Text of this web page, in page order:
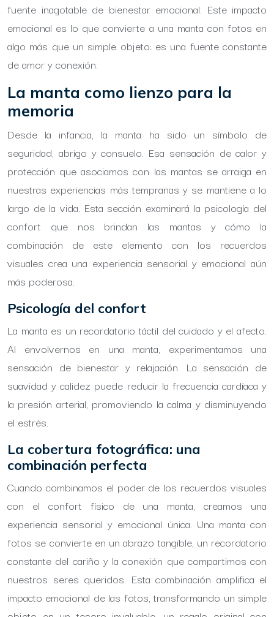
fuente inagotable de bienestar emocional. Este impacto
emocional es lo que convierte a una manta con fotos en
algo más que un simple objeto: es una fuente constante
de amor y conexión.
La manta como lienzo para la
memoria
Desde la infancia, la manta ha sido un símbolo de
seguridad, abrigo y consuelo. Esa sensación de calor y
protección que asociamos con las mantas se arraiga en
nuestras experiencias más tempranas y se mantiene a lo
largo de la vida. Esta sección examinará la psicología del
confort que nos brindan las mantas y cómo la
combinación de este elemento con los recuerdos
visuales crea una experiencia sensorial y emocional aún
más poderosa.
Psicología del confort
La manta es un recordatorio táctil del cuidado y el afecto.
Al envolvernos en una manta, experimentamos una
sensación de bienestar y relajación. La sensación de
suavidad y calidez puede reducir la frecuencia cardíaca y
la presión arterial, promoviendo la calma y disminuyendo
el estrés.
La cobertura fotográfica: una
combinación perfecta
Cuando combinamos el poder de los recuerdos visuales
con el confort físico de una manta, creamos una
experiencia sensorial y emocional única. Una manta con
fotos se convierte en un abrazo tangible, un recordatorio
constante del cariño y la conexión que compartimos con
nuestros seres queridos. Esta combinación amplifica el
impacto emocional de las fotos, transformando un simple